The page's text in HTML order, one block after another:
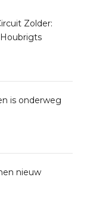
Zolder:
is onderweg
nieuw